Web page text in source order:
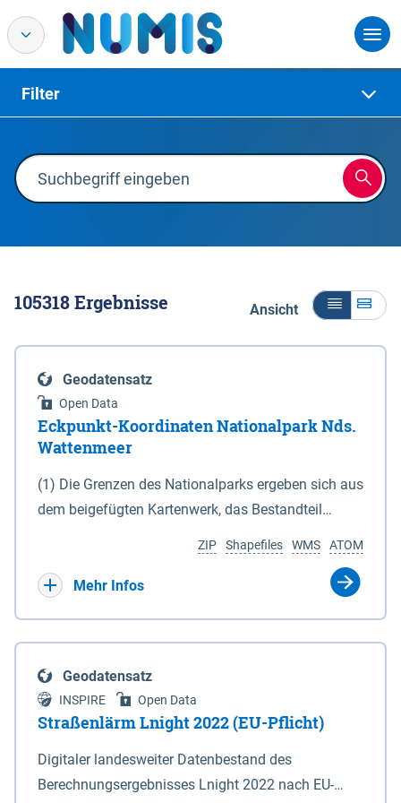
Filter
105318Ergebnisse Ansicht
Geodatensatz
Open Data
Eckpunkt-Koordinaten Nationalpark Nds.
Wattenmeer
(1) Die Grenzen des Nationalparks ergeben sich aus
dem beigefügten Kartenwerk, das Bestandteil
(DTK) im Maßstab 1 : 100 000 (Anlage 2), 2.
verkleinerte Amtliche Karte 1 : 5 000 (AK5) im
projizierte Koordinaten im Europäischen
Terrestrischen Referenzsystem 1989 (ETRS 89) mit
der Universalen Transversalen Mercator-Abbildung
bezogen auf die Zone 32 N (UTM 32N) dargestellt
(Anlage 4); Gleiches gilt für die geografischen
ATOM
WMS
Shapefiles
ZIP
Mehr Infos
Geodatensatz
INSPIRE Open Data
Straßenlärm Lnight 2022 (EU-Pflicht)
Digitaler landesweiter Datenbestand des
Berechnungsergebnisses Lnight 2022 nach EU-